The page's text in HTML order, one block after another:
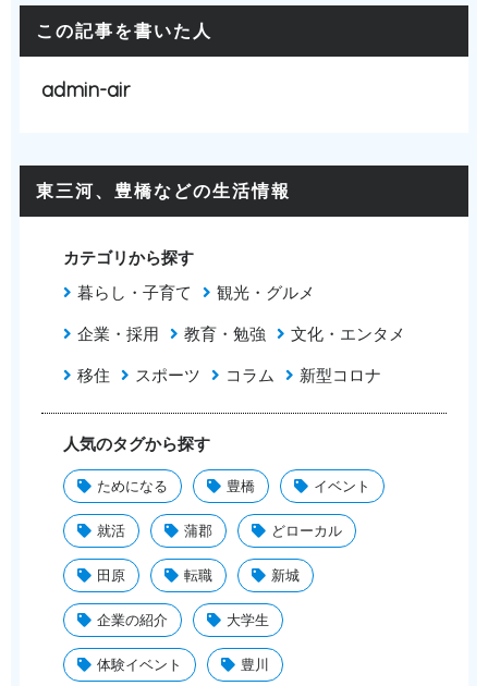
この記事を書いた人
admin-air
東三河、豊橋などの生活情報
カテゴリから探す
暮らし・子育て
観光・グルメ
企業・採用
教育・勉強
文化・エンタメ
移住
スポーツ コラム 新型コロナ
人気のタグから探す
ためになる 豊橋 イベント
就活 蒲郡 どローカル
田原 転職 新城
企業の紹介 大学生
体験イベント 豊川